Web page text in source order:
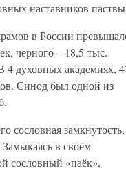
наставников
в России
чёрного – 18,5 тыс.
духовных академиях,
Синод был одной из
сословная замкнутость,
в своём
сословный «паёк»,